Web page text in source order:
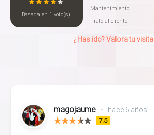
Basada en 1 voto(s)
Mantenimiento
Trato al cliente
¿Has ido? Valora tu visita
magojaume • hace 6 años
7.5